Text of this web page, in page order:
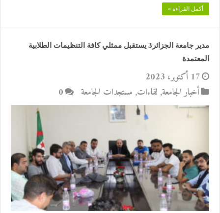
أكمل القراءة »
مدير جامعة الجزائر3 يستقبل ممثلي كافة التنظيمات الطلابية
المعتمدة
17 أكتوبر، 2023
أخبار الجامعة, لقاءات, مستجدات الجامعة 0